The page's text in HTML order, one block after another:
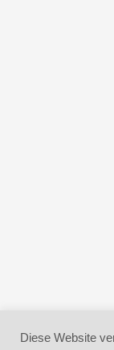
Diese Website